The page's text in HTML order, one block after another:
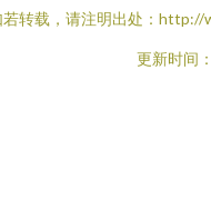
若转载，请注明出处：
更新时间